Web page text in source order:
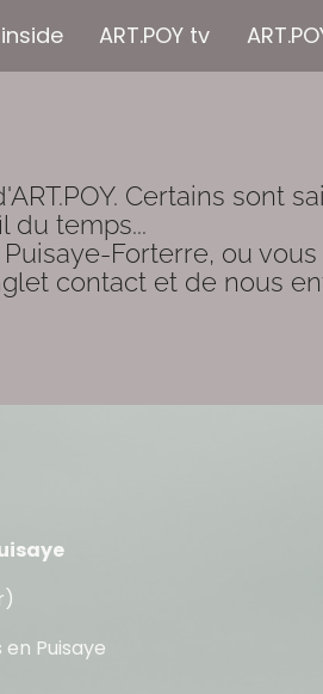
inside ART.POY tv
Certains sont
du temps...
Forterre, ou
contact et de nous
Puisaye